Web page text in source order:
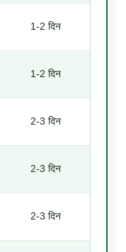
1-2 दिन
1-2 दिन
2-3 दिन
2-3 दिन
2-3 दिन